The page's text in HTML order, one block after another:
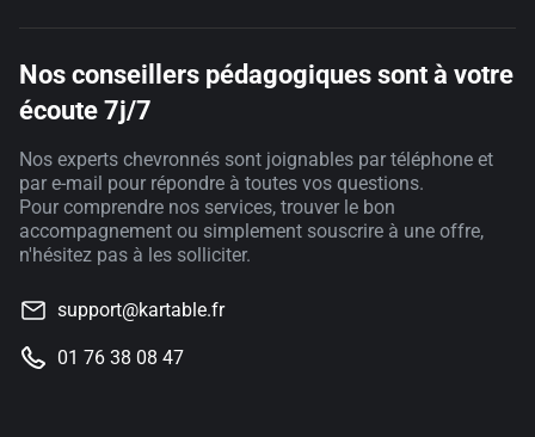
Nos conseillers pédagogiques sont à votre
écoute 7j/7
Nos experts chevronnés sont joignables par téléphone et
par e-mail pour répondre à toutes vos questions.
Pour comprendre nos services, trouver le bon
accompagnement ou simplement souscrire à une offre,
n'hésitez pas à les solliciter.
support@kartable.fr
01 76 38 08 47